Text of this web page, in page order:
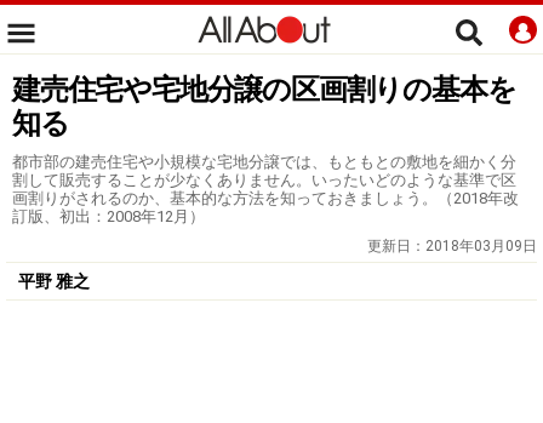
建売住宅や宅地分譲の区画割りの基本を
知る
都市部の建売住宅や小規模な宅地分譲では、もともとの敷地を細かく分
割して販売することが少なくありません。いったいどのような基準で区
画割りがされるのか、基本的な方法を知っておきましょう。（2018年改
訂版、初出：2008年12月）
更新日： 2018年03月09日
平野 雅之